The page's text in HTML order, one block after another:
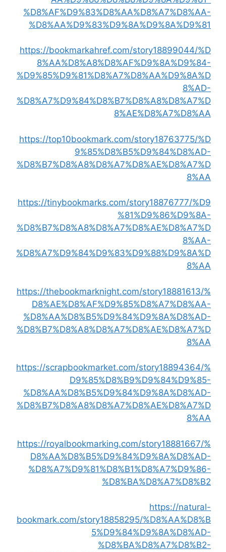
%D8%AF%D9%83%D8%AA%D8%A7%D8%AA-
%D8%AA%D9%83%D9%8A%D9%8A%D9%81
https://bookmarkahref.com/story18899044/%D
8%AA%D8%A8%D8%AF%D9%8A%D9%84-
%D9%85%D9%81%D8%A7%D8%AA%D9%8A%D
8%AD-
%D8%A7%D9%84%D8%B7%D8%A8%D8%A7%D
8%AE%D8%A7%D8%AA
https://top10bookmark.com/story18763775/%D
9%85%D8%B5%D9%84%D8%AD-
%D8%B7%D8%A8%D8%A7%D8%AE%D8%A7%D
8%AA
https://tinybookmarks.com/story18876777/%D9
%81%D9%86%D9%8A-
%D8%B7%D8%A8%D8%A7%D8%AE%D8%A7%D
8%AA-
%D8%A7%D9%84%D9%83%D9%88%D9%8A%D
8%AA
https://thebookmarknight.com/story18881613/%
D8%AE%D8%AF%D9%85%D8%A7%D8%AA-
%D8%AA%D8%B5%D9%84%D9%8A%D8%AD-
%D8%B7%D8%A8%D8%A7%D8%AE%D8%A7%D
8%AA
https://scrapbookmarket.com/story18894364/%
D9%85%D8%B9%D9%84%D9%85-
%D8%AA%D8%B5%D9%84%D9%8A%D8%AD-
%D8%B7%D8%A8%D8%A7%D8%AE%D8%A7%D
8%AA
https://royalbookmarking.com/story18881667/%
D8%AA%D8%B5%D9%84%D9%8A%D8%AD-
%D8%A7%D9%81%D8%B1%D8%A7%D9%86-
%D8%BA%D8%A7%D8%B2
https://natural-
bookmark.com/story18858295/%D8%AA%D8%B
5%D9%84%D9%8A%D8%AD-
%D8%BA%D8%A7%D8%B2-